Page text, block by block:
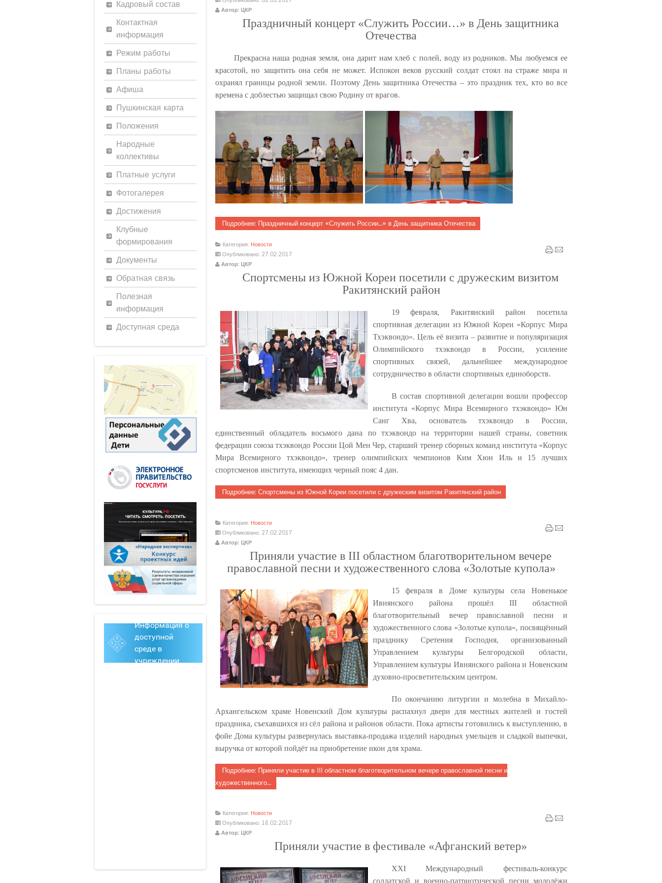
Кадровый состав
Контактная
информация
Режим работы
Планы работы
Афиша
Пушкинская карта
Положения
Народные
коллективы
Платные услуги
Фотогалерея
Достижения
Клубные
формирования
Документы
Обратная связь
Полезная
информация
Доступная среда
Автор: ЦКР
Праздничный концерт «Служить России…» в День защитника
Отечества
Прекрасна наша родная земля, она дарит нам хлеб с полей, воду из родников. Мы любуемся ее
красотой, но защитить она себя не может. Испокон веков русский солдат стоял на страже мира и
охранял границы родной земли. Поэтому День защитника Отечества – это праздник тех, кто во все
времена с доблестью защищал свою Родину от врагов.
Подробнее: Праздничный концерт «Служить России…» в День защитника Отечества
Категория: Новости
Опубликовано: 27.02.2017
Автор: ЦКР
Спортсмены из Южной Кореи посетили с дружеским визитом
Ракитянский район
19 февраля, Ракитянский район посетила
спортивная делегации из Южной Кореи «Корпус Мира
Тхэквондо». Цель её визита – развитие и популяризация
Олимпийского тхэквондо в России, усиление
спортивных связей, дальнейшее международное
сотрудничество в области спортивных единоборств.
В состав спортивной делегации вошли профессор
института «Корпус Мира Всемирного тхэквондо» Юн
Санг Хва, основатель тхэквондо в России,
единственный обладатель восьмого дана по тхэквондо на территории нашей страны, советник
федерации союза тхэквондо России Цой Мен Чер, старший тренер сборных команд института «Корпус
Мира Всемирного тхэквондо», тренер олимпийских чемпионов Ким Хюн Иль и 15 лучших
спортсменов института, имеющих черный пояс 4 дан.
Подробнее: Спортсмены из Южной Кореи посетили с дружеским визитом Ракитянский район
Категория: Новости
Опубликовано: 27.02.2017
Автор: ЦКР
Приняли участие в III областном благотворительном вечере
православной песни и художественного слова «Золотые купола»
15 февраля в Доме культуры села Новенькое
Ивнянского района прошёлIII областной
благотворительный вечер православной песни и
художественного слова «Золотые купола», посвящённый
празднику Сретения Господня, организованный
Управлением культуры Белгородской области,
Управлением культуры Ивнянского района и Новенским
духовно-просветительским центром.
По окончанию литургии и молебна в Михайло-
Архангельском храме Новенский Дом культуры распахнул двери для местных жителей и гостей
праздника, съехавшихся из сёл района и районов области. Пока артисты готовились к выступлению, в
фойе Дома культуры развернулась выставка-продажа изделий народных умельцев и сладкой выпечки,
выручка от которой пойдёт на приобретение икон для храма.
Подробнее: Приняли участие в III областном благотворительном вечере православной песни и
художественного...
Категория: Новости
Опубликовано: 16.02.2017
Автор: ЦКР
Приняли участие в фестивале «Афганский ветер»
XXI
Международный фестиваль-конкурс
солдатской и военно-патриотической песни молодёжи